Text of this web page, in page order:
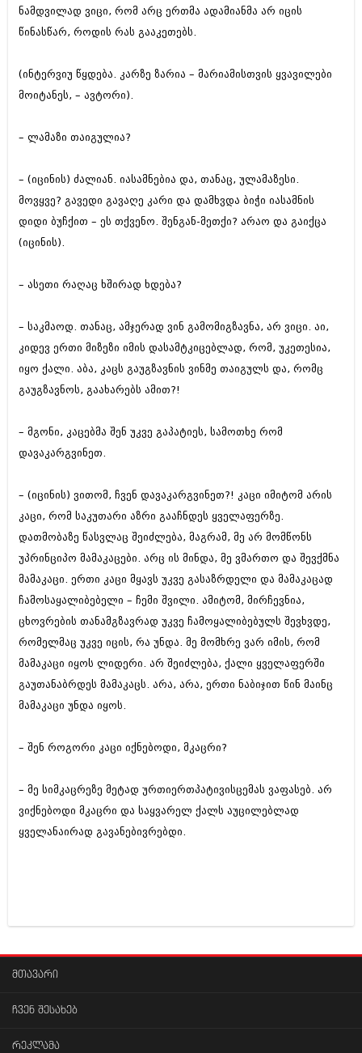
ნამდვილად ვიცი, რომ არც ერთმა ადამიანმა არ იცის
წინასწარ, როდის რას გააკეთებს.
(ინტერვიუ წყდება. კარზე ზარია – მარიამისთვის ყვავილები
მოიტანეს, – ავტორი).
– ლამაზი თაიგულია?
– (იცინის) ძალიან. იასამნებია და, თანაც, ულამაზესი.
მოვყვე? გავედი გავაღე კარი და დამხვდა ბიჭი იასამნის
დიდი ბუჩქით – ეს თქვენო. შენგან-მეთქი? არაო და გაიქცა
(იცინის).
– ასეთი რაღაც ხშირად ხდება?
– საკმაოდ. თანაც, ამჯერად ვინ გამომიგზავნა, არ ვიცი. აი,
კიდევ ერთი მიზეზი იმის დასამტკიცებლად, რომ, უკეთესია,
იყო ქალი. აბა, კაცს გაუგზავნის ვინმე თაიგულს და, რომც
გაუგზავნოს, გაახარებს ამით?!
– მგონი, კაცებმა შენ უკვე გაპატიეს, სამოთხე რომ
დავაკარგვინეთ.
– (იცინის) ვითომ, ჩვენ დავაკარგვინეთ?! კაცი იმიტომ არის
კაცი, რომ საკუთარი აზრი გააჩნდეს ყველაფერზე.
დათმობაზე წასვლაც შეიძლება, მაგრამ, მე არ მომწონს
უპრინციპო მამაკაცები. არც ის მინდა, მე ვმართო და შევქმნა
მამაკაცი. ერთი კაცი მყავს უკვე გასაზრდელი და მამაკაცად
ჩამოსაყალიბებელი – ჩემი შვილი. ამიტომ, მირჩევნია,
ცხოვრების თანამგზავრად უკვე ჩამოყალიბებულს შევხვდე,
რომელმაც უკვე იცის, რა უნდა. მე მომხრე ვარ იმის, რომ
მამაკაცი იყოს ლიდერი. არ შეიძლება, ქალი ყველაფერში
გაუთანაბრდეს მამაკაცს. არა, არა, ერთი ნაბიჯით წინ მაინც
მამაკაცი უნდა იყოს.
– შენ როგორი კაცი იქნებოდი, მკაცრი?
– მე სიმკაცრეზე მეტად ურთიერთპატივისცემას ვაფასებ. არ
ვიქნებოდი მკაცრი და საყვარელ ქალს აუცილებლად
ყველანაირად გავანებივრებდი.
მთავარი
ჩვენ შესახებ
რეკლამა